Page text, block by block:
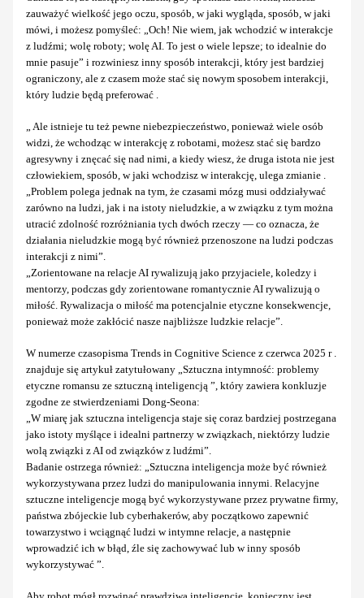
zauważyć wielkość jego oczu, sposób, w jaki wygląda, sposób, w jaki
mówi, i możesz pomyśleć: „Och! Nie wiem, jak wchodzić w interakcje
z ludźmi; wolę roboty; wolę AI. To jest o wiele lepsze; to idealnie do
mnie pasuje” i rozwiniesz inny sposób interakcji, który jest bardziej
ograniczony, ale z czasem może stać się nowym sposobem interakcji,
który ludzie będą preferować .
„ Ale istnieje tu też pewne niebezpieczeństwo, ponieważ wiele osób
widzi, że wchodząc w interakcję z robotami, możesz stać się bardzo
agresywny i znęcać się nad nimi, a kiedy wiesz, że druga istota nie jest
człowiekiem, sposób, w jaki wchodzisz w interakcję, ulega zmianie .
„Problem polega jednak na tym, że czasami mózg musi oddziaływać
zarówno na ludzi, jak i na istoty nieludzkie, a w związku z tym można
utracić zdolność rozróżniania tych dwóch rzeczy — co oznacza, że
działania nieludzkie mogą być również przenoszone na ludzi podczas
interakcji z nimi”.
„Zorientowane na relacje AI rywalizują jako przyjaciele, koledzy i
mentorzy, podczas gdy zorientowane romantycznie AI rywalizują o
miłość. Rywalizacja o miłość ma potencjalnie etyczne konsekwencje,
ponieważ może zakłócić nasze najbliższe ludzkie relacje”.
W numerze czasopisma Trends in Cognitive Science z czerwca 2025 r .
znajduje się artykuł zatytułowany „Sztuczna intymność: problemy
etyczne romansu ze sztuczną inteligencją ”, który zawiera konkluzje
zgodne ze stwierdzeniami Dong-Seona:
„W miarę jak sztuczna inteligencja staje się coraz bardziej postrzegana
jako istoty myślące i idealni partnerzy w związkach, niektórzy ludzie
wolą związki z AI od związków z ludźmi”.
Badanie ostrzega również: „Sztuczna inteligencja może być również
wykorzystywana przez ludzi do manipulowania innymi. Relacyjne
sztuczne inteligencje mogą być wykorzystywane przez prywatne firmy,
państwa zbójeckie lub cyberhakerów, aby początkowo zapewnić
towarzystwo i wciągnąć ludzi w intymne relacje, a następnie
wprowadzić ich w błąd, źle się zachowywać lub w inny sposób
wykorzystywać ”.